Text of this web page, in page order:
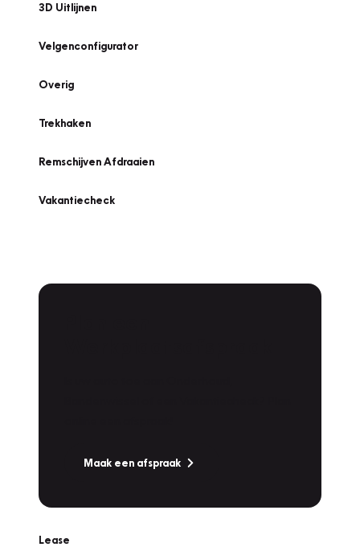
3D Uitlijnen
Velgenconfigurator
Overig
Trekhaken
Remschijven Afdraaien
Vakantiecheck
Maak een afspraak
Lease